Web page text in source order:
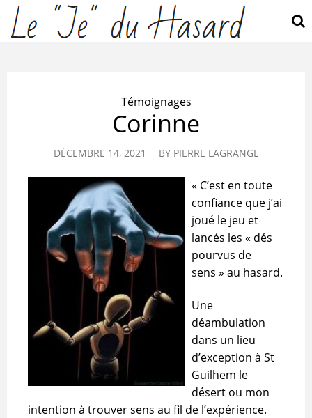
Témoignages
Corinne
DÉCEMBRE 14, 2021 BY PIERRE LAGRANGE
« C’est en toute
confiance que j’ai
joué le jeu et
lancés les « dés
pourvus de
sens » au hasard.
Une
déambulation
dans un lieu
d’exception à St
Guilhem le
désert ou mon
intention à trouver sens au fil de l’expérience.